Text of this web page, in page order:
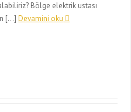
Bölge elektrik ustası
[…]Devamini oku